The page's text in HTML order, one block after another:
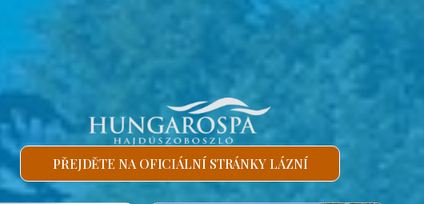
PŘEJDĚTE NA OFICIÁLNÍ STRÁNKY LÁZNÍ